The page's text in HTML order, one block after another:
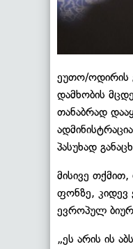
ეუთო/ოდირის
დამხობის
თანაბრად
პასუხად
მისივე
ფონზე, კიდევ
ევროპულ
„ეს არის ის